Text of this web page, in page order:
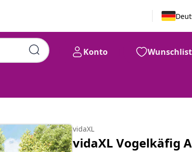
Konto
vidaXL
vidaXL Vogelkäfig